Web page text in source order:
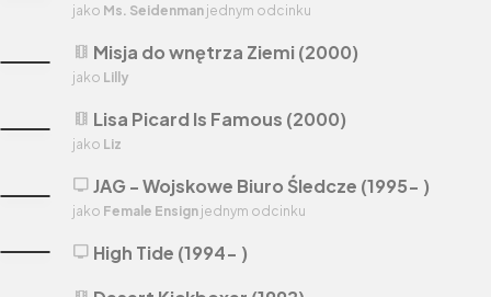
theaters Misja do wnętrza Ziemi (2000)
jako Lilly
theaters Lisa Picard Is Famous (2000)
jako Liz
tv JAG - Wojskowe Biuro Śledcze (1995- )
jako Female Ensign jednym odcinku
tv High Tide (1994- )
jako Ms. Seidenman jednym odcinku